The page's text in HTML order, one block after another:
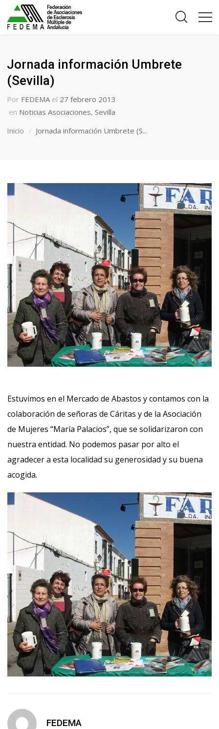
Jornada información Umbrete
(Sevilla)
Por FEDEMA el 27 febrero 2013
en Noticias Asociaciones,Sevilla
Inicio
Jornada información Umbrete (S...
Estuvimos en el Mercado de Abastos y contamos con la
colaboración de señoras de Cáritas y de la Asociación
de Mujeres “María Palacios”, que se solidarizaron con
nuestra entidad. No podemos pasar por alto el
agradecer a esta localidad su generosidad y su buena
acogida.
FEDEMA